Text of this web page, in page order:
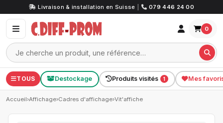
Livraison & installation en Suisse 079 446 24 00
0
TOUS Destockage Produits visités 1 Mes
Accueil›Affichage›Cadres d'affichage›Vit'affiche